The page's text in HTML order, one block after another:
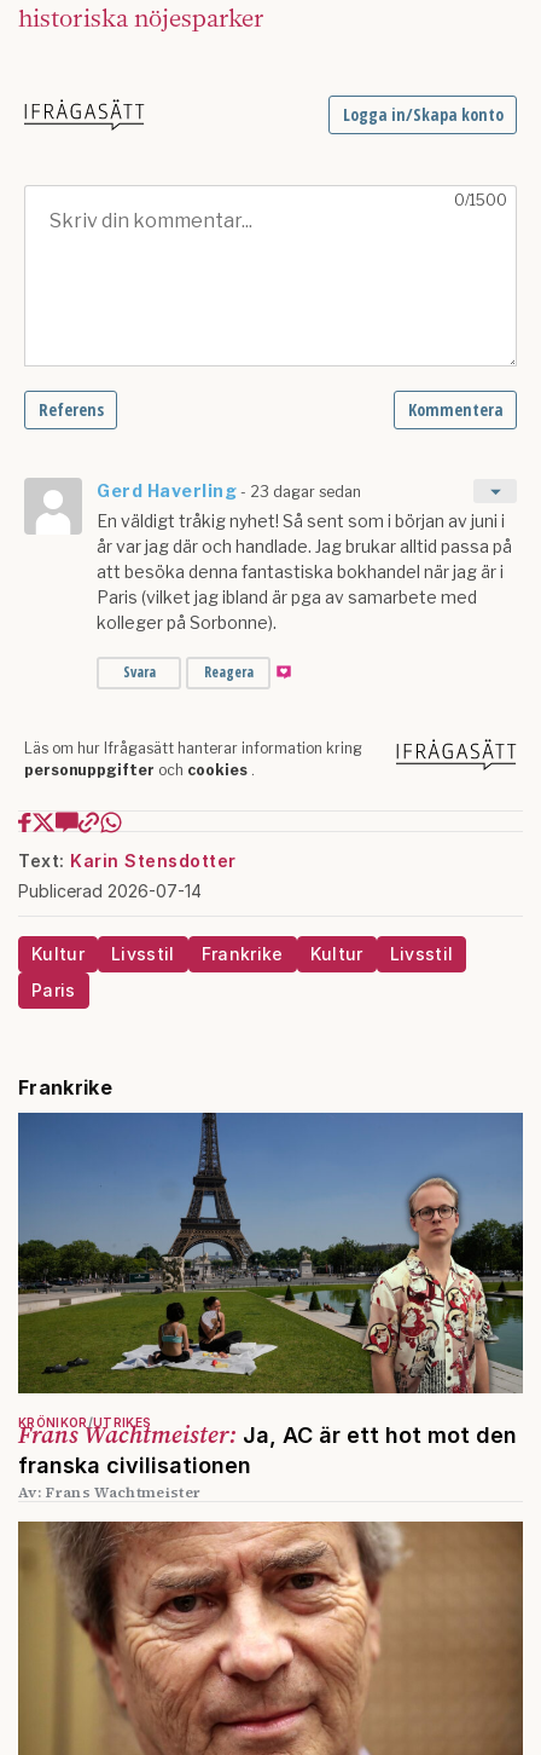
historiska nöjesparker
Text: Karin Stensdotter
Publicerad 2026-07-14
Kultur Livsstil Frankrike Kultur
Livsstil
Paris
Frankrike
Frans Wachtmeister: Ja, AC är ett hot mot den
franska civilisationen
KRÖNIKOR UTRIKES
Av: Frans Wachtmeister